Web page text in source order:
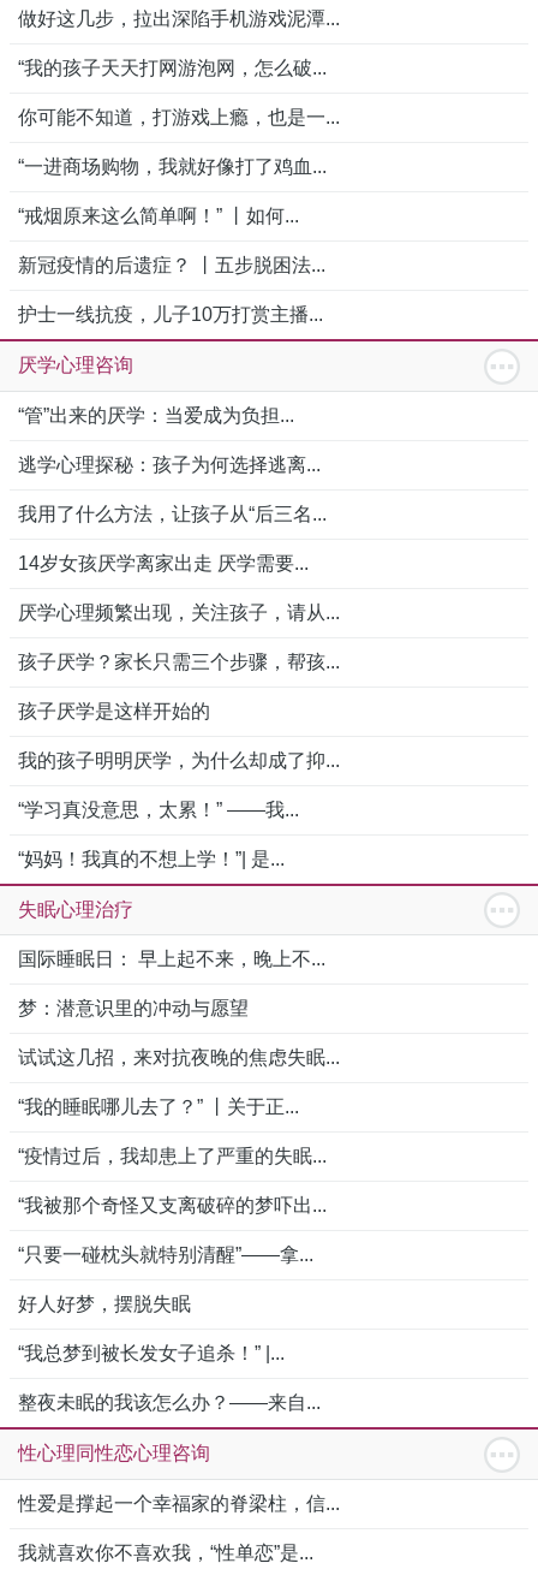
做好这几步，拉出深陷手机游戏泥潭...
“我的孩子天天打网游泡网，怎么破...
你可能不知道，打游戏上瘾，也是一...
“一进商场购物，我就好像打了鸡血...
“戒烟原来这么简单啊！” 丨如何...
新冠疫情的后遗症？ 丨五步脱困法...
护士一线抗疫，儿子10万打赏主播...
厌学心理咨询
“管”出来的厌学：当爱成为负担...
逃学心理探秘：孩子为何选择逃离...
我用了什么方法，让孩子从“后三名...
14岁女孩厌学离家出走 厌学需要...
厌学心理频繁出现，关注孩子，请从...
孩子厌学？家长只需三个步骤，帮孩...
孩子厌学是这样开始的
我的孩子明明厌学，为什么却成了抑...
“学习真没意思，太累！” ——我...
“妈妈！我真的不想上学！”| 是...
失眠心理治疗
国际睡眠日： 早上起不来，晚上不...
梦：潜意识里的冲动与愿望
试试这几招，来对抗夜晚的焦虑失眠...
“我的睡眠哪儿去了？” 丨关于正...
“疫情过后，我却患上了严重的失眠...
“我被那个奇怪又支离破碎的梦吓出...
“只要一碰枕头就特别清醒”——拿...
好人好梦，摆脱失眠
“我总梦到被长发女子追杀！” |...
整夜未眠的我该怎么办？——来自...
性心理同性恋心理咨询
性爱是撑起一个幸福家的脊梁柱，信...
我就喜欢你不喜欢我，“性单恋”是...